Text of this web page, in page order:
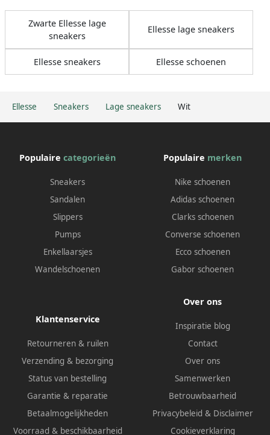
Ellesse Sneakers Lage sneakers Wit
Zwarte Ellesse lage
sneakers
Ellesse lage sneakers
Ellesse sneakers Ellesse schoenen
Populaire categorieën
Sneakers
Sandalen
Slippers
Pumps
Enkellaarsjes
Wandelschoenen
Populaire merken
Nike schoenen
Adidas schoenen
Clarks schoenen
Converse schoenen
Ecco schoenen
Gabor schoenen
Klantenservice
Retourneren & ruilen
Verzending & bezorging
Status van bestelling
Garantie & reparatie
Betaalmogelijkheden
Voorraad & beschikbaarheid
Over ons
Inspiratie blog
Contact
Over ons
Samenwerken
Betrouwbaarheid
Privacybeleid & Disclaimer
Cookieverklaring